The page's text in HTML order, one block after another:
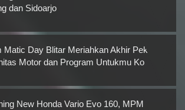
dan Sidoarjo
Day Blitar Meriahkan Akhir Pekan,
Motor dan Program Untukmu Ko
New Honda Vario Evo 160, MPM